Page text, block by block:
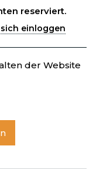
reserviert.
sich einloggen
der Website